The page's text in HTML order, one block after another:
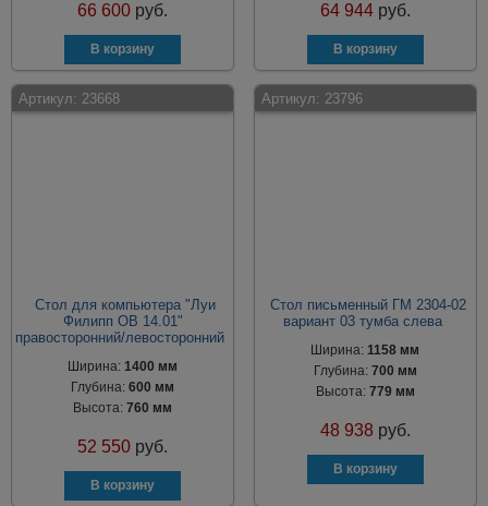
66 600 руб. 64 944 руб.
Артикул: 23668
Стол для компьютера "Луи
Филипп ОВ 14.01"
правосторонний/левосторонний
Ширина:1400 мм
Глубина:600 мм
Высота:760 мм
52 550 руб.
Артикул: 23796
Стол письменный ГМ 2304-02
вариант 03 тумба слева
Ширина:1158 мм
Глубина: 700 мм
Высота: 779 мм
48 938 руб.